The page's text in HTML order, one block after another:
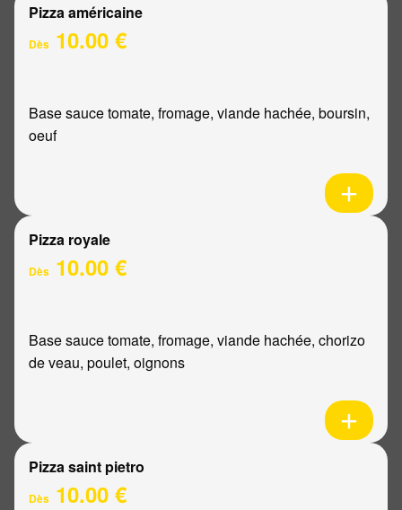
Pizza américaine
Dès 10.00 €
Base sauce tomate, fromage, viande hachée, boursin,
oeuf
Pizza royale
Dès 10.00 €
Base sauce tomate, fromage, viande hachée, chorizo
de veau, poulet, oignons
Pizza saint pietro
Dès 10.00 €